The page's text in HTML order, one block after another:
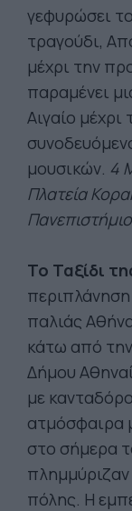
γεφυρώσει
τραγούδι,
μέχρι την
παραμένει
Αιγαίο μέχρι
μουσικών. 4
Πλατεία
Πανεπιστήμιο
Το Ταξίδι
περιπλάνηση
παλιάς
κάτω από
Δήμου
με
ατμόσφαιρα
στο σήμερα
πλημμύριζαν
πόλης. Η